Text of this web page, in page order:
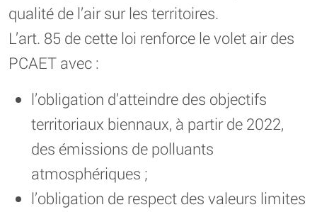
qualité de l’air sur les territoires.
L’art. 85 de cette loi renforce le volet air des
PCAET avec :
l’obligation d’atteindre des objectifs
territoriaux biennaux, à partir de 2022,
des émissions de polluants
atmosphériques ;
l’obligation de respect des valeurs limites